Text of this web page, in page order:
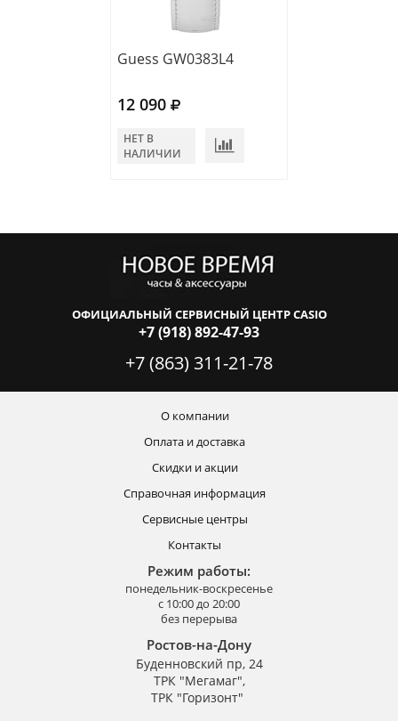
Guess GW0383L4
12 090
НЕТ В
НАЛИЧИИ
ОФИЦИАЛЬНЫЙ СЕРВИСНЫЙ ЦЕНТР CASIO
+7 (918) 892-47-93
+7 (863) 311-21-78
О компании
Оплата и доставка
Скидки и акции
Справочная информация
Сервисные центры
Контакты
Режим работы:
понедельник-воскресенье
с 10:00 до 20:00
без перерыва
Ростов-на-Дону
Буденновский пр, 24
ТРК "Мегамаг",
ТРК "Горизонт"